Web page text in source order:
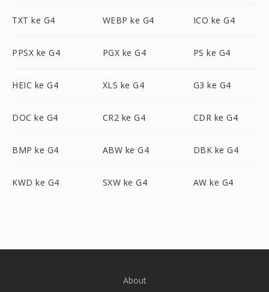
TXT ke G4 WEBP ke G4 ICO ke G4
PPSX ke G4 PGX ke G4 PS ke G4
HEIC ke G4 XLS ke G4 G3 ke G4
DOC ke G4 CR2 ke G4 CDR ke G4
BMP ke G4 ABW ke G4 DBK ke G4
KWD ke G4 SXW ke G4 AW ke G4
About